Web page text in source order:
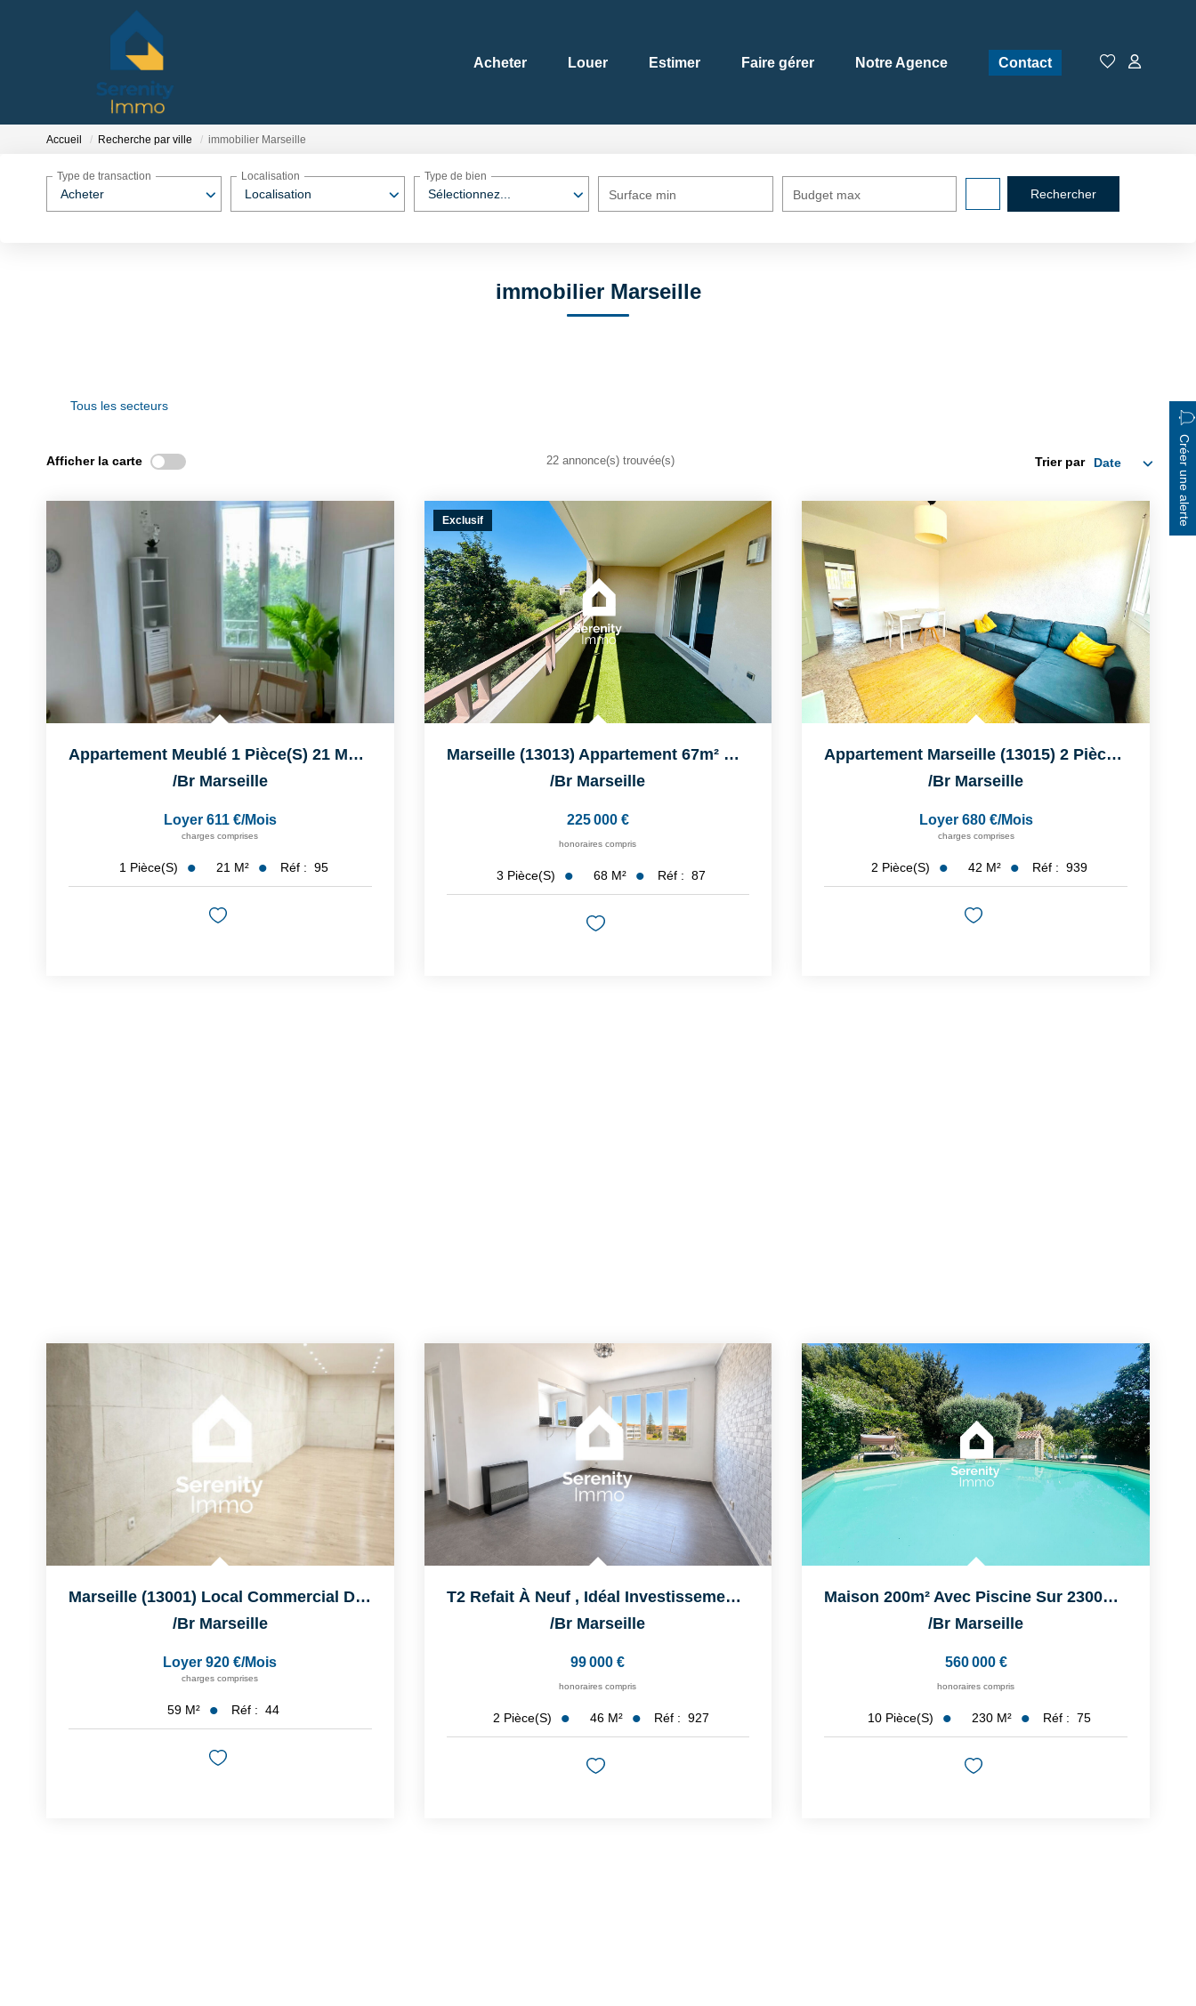
Acheter Louer Estimer Faire gérer Notre Agence Contact
Accueil Recherche par ville immobilier Marseille
Acheter
Type de transaction
Localisation
Localisation
Sélectionnez...
Type de bien
Surface min Budget max
immobilier Marseille
Tous les secteurs
Créer une alerte
Afficher la carte 22 annonce(s) trouvée(s) Trier par
Appartement Meublé 1 Pièce(s) 21 M2 MARSEILLE 13005
/br Marseille
Loyer 611 €/mois
charges comprises
1 Pièce(s) 21 M² Réf : 95
Exclusif
Marseille (13013) Appartement 67m² De Type 3 Avec Terrasse...
/br Marseille
225 000 €
honoraires compris
3 Pièce(s) 68 M² Réf : 87
Appartement Marseille (13015) 2 Pièce(s) 42.04 M2
/br Marseille
Loyer 680 €/mois
charges comprises
2 Pièce(s) 42 M² Réf : 939
Marseille (13001) Local Commercial De 59m²
/br Marseille
Loyer 920 €/mois
charges comprises
59 M² Réf : 44
T2 Refait À Neuf , Idéal Investissement Ou Premier Achat
/br Marseille
99 000 €
honoraires compris
2 Pièce(s) 46 M² Réf : 927
Maison 200m² Avec Piscine Sur 2300m² Mont D'Or
/br Marseille
560 000 €
honoraires compris
10 Pièce(s) 230 M² Réf : 75